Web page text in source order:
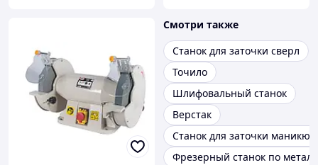
Смотри также
Станок для заточки сверл
Точило
Шлифовальный станок
Верстак
Станок для заточки
Фрезерный станок по